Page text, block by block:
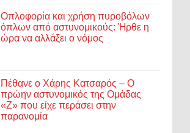
Οπλοφορία και χρήση πυροβόλων
όπλων από αστυνομικούς: Ήρθε η
ώρα να αλλάξει ο νόμος
Πέθανε ο Χάρης Κατσαρός – Ο
πρώην αστυνομικός της Ομάδας
«Ζ» που είχε περάσει στην
παρανομία